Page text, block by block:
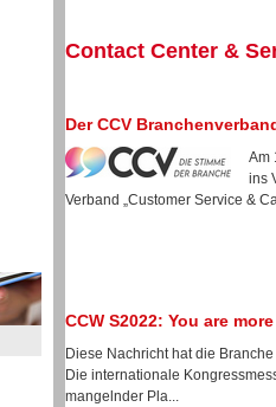
Contact Center &
Der CCV
Am
ins
Verband „Customer Service &
CCW S2022: You are
Diese Nachricht hat die
Die internationale
mangelnder Pla...